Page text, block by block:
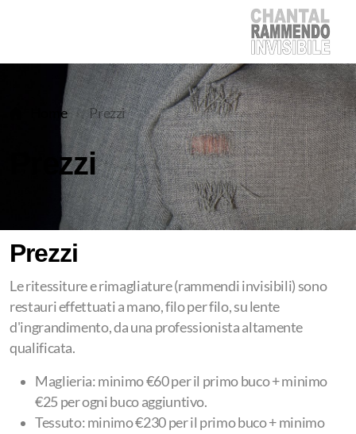
Home Prezzi
Prezzi
Prezzi
Le ritessiture e rimagliature (rammendi invisibili) sono
restauri effettuati a mano, filo per filo, su lente
d'ingrandimento, da una professionista altamente
qualificata.
Maglieria: minimo €60 per il primo buco + minimo
€25 per ogni buco aggiuntivo.
Tessuto: minimo €230 per il primo buco + minimo